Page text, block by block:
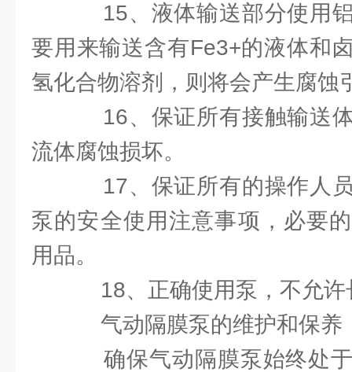
15、液体输送部分使用
要用来输送含有Fe3+的液体和
氢化合物溶剂，则将会产生腐蚀
16、保证所有接触输送
流体腐蚀损坏。
17、保证所有的操作人
泵的安全使用注意事项，必要
用品。
18、正确使用泵，不允许
气动隔膜泵的维护和保养
确保气动隔膜泵始终处